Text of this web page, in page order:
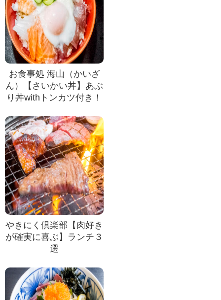
お食事処 海山（かいざ
ん）【さいかい丼】あぶ
り丼withトンカツ付き！
やきにく倶楽部【肉好き
が確実に喜ぶ】ランチ３
選